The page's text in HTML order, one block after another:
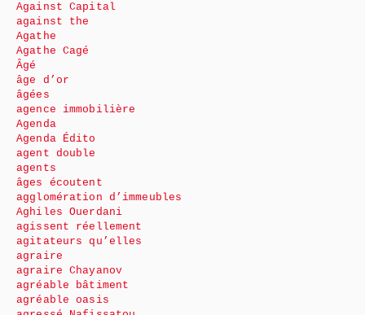
Against Capital
against the
Agathe
Agathe Cagé
Âgé
âge d’or
âgées
agence immobilière
Agenda
Agenda Édito
agent double
agents
âges écoutent
agglomération d’immeubles
Aghiles Ouerdani
agissent réellement
agitateurs qu’elles
agraire
agraire Chayanov
agréable bâtiment
agréable oasis